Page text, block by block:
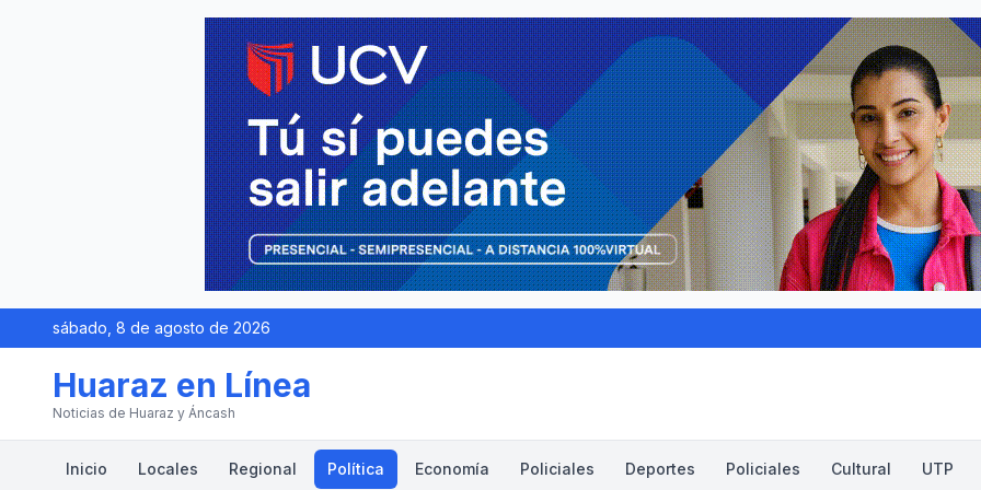
sábado, 8 de agosto de 2026
Huaraz en Línea
Noticias de Huaraz y Áncash
Inicio Locales Regional Política Economía Policiales Deportes Policiales Cultural UTP